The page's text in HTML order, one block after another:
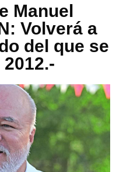
Manuel
Volverá a
del que se